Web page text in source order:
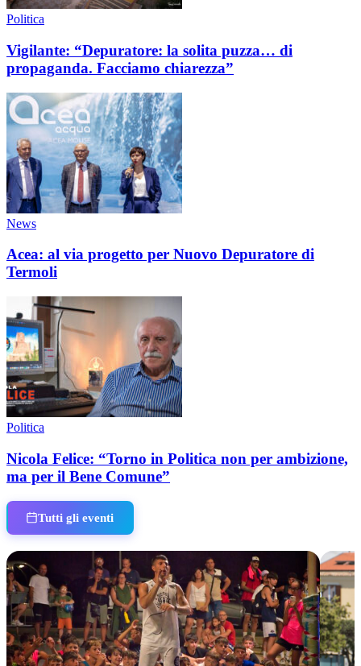
Politica
Vigilante: “Depuratore: la solita puzza… di
propaganda. Facciamo chiarezza”
News
Acea: al via progetto per Nuovo Depuratore di
Termoli
Politica
Nicola Felice: “Torno in Politica non per ambizione,
ma per il Bene Comune”
Tutti gli eventi